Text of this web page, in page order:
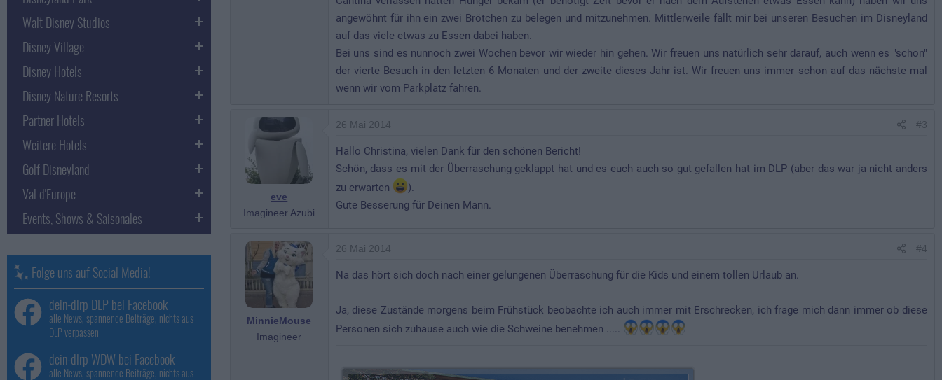
angewöhnt für ihn ein zwei Brötchen zu belegen und mitzunehmen. Mittlerweile fällt mir bei unseren Besuchen im Disneyland
auf das viele etwas zu Essen dabei haben.
Bei uns sind es nunnoch zwei Wochen bevor wir wieder hin gehen. Wir freuen uns natürlich sehr darauf, auch wenn es "schon"
der vierte Besuch in den letzten 6 Monaten und der zweite dieses Jahr ist. Wir freuen uns immer schon auf das nächste mal
wenn wir vom Parkplatz fahren.
eve
Imagineer Azubi
26 Mai 2014 #3
Hallo Christina, vielen Dank für den schönen Bericht!
Schön, dass es mit der Überraschung geklappt hat und es euch auch so gut gefallen hat im DLP (aber das war ja nicht anders
zu erwarten
).
Gute Besserung für Deinen Mann.
MinnieMouse
Imagineer
26 Mai 2014 #4
Na das hört sich doch nach einer gelungenen Überraschung für die Kids und einem tollen Urlaub an.
Ja, diese Zustände morgens beim Frühstück beobachte ich auch immer mit Erschrecken, ich frage mich dann immer ob diese
Personen sich zuhause auch wie die Schweine benehmen .....
Walt Disney Studios
Disney Village
Disney Hotels
Disney Nature Resorts
Partner Hotels
Weitere Hotels
Golf Disneyland
Val d'Europe
Events, Shows & Saisonales
Folge uns auf Social Media!
dein-dlrp DLP bei Facebook
alle News, spannende Beiträge, nichts aus
DLP verpassen
dein-dlrp WDW bei Facebook
alle News, spannende Beiträge, nichts aus